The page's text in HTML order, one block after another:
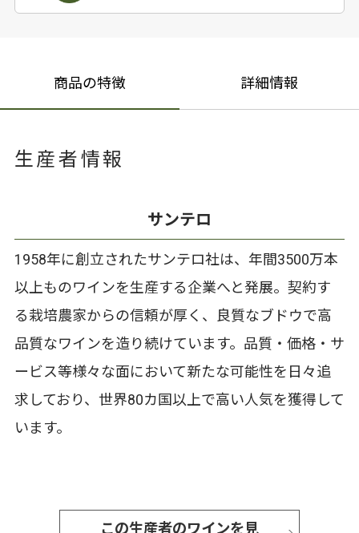
商品の特徴 詳細情報
生産者情報
サンテロ
1958年に創立されたサンテロ社は、年間3500万本
以上ものワインを生産する企業へと発展。契約す
る栽培農家からの信頼が厚く、良質なブドウで高
品質なワインを造り続けています。品質・価格・サ
ービス等様々な面において新たな可能性を日々追
求しており、世界80カ国以上で高い人気を獲得して
います。